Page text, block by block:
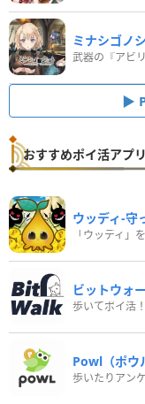
ミナシゴノ
おすすめポイ活アプ
ウッディ‐守
「ウッディ」
ビットウォ
Powl（ポウ